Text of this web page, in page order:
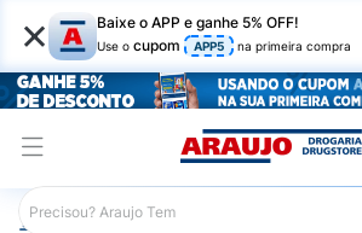
× Baixe o APP e ganhe 5% OFF!
Use o cupom APP5 na primeira compra
Araujo Medicamentos